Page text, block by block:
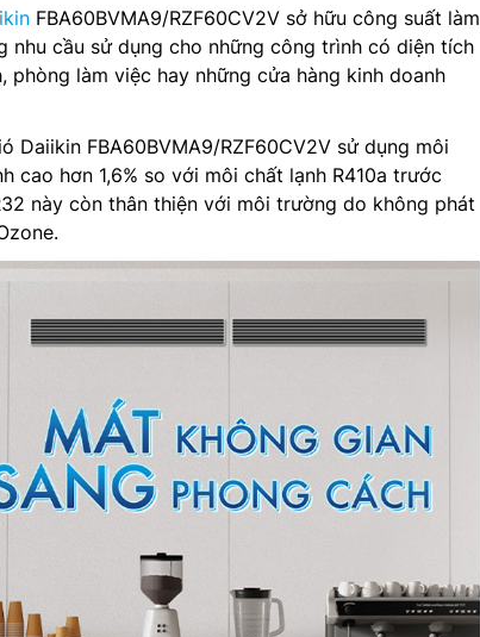
FBA60BVMA9/RZF60CV2V sở hữu công suất làm
nhu cầu sử dụng cho những công trình có diện tích
làm việc hay những cửa hàng kinh doanh
Daiikin FBA60BVMA9/RZF60CV2V sử dụng môi
cao hơn 1,6% so với môi chất lạnh R410a trước
này còn thân thiện với môi trường do không phát